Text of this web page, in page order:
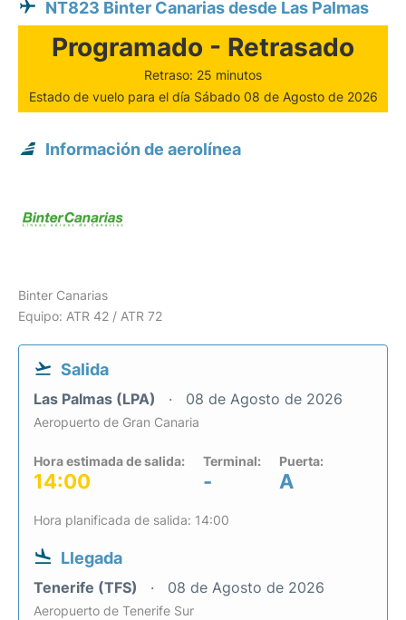
NT823 Binter Canarias desde Las Palmas
Programado - Retrasado
Retraso: 25 minutos
Estado de vuelo para el día Sábado 08 de Agosto de 2026
Información de aerolínea
Binter Canarias
Equipo: ATR 42 / ATR 72
Salida
Las Palmas (LPA) 08 de Agosto de 2026
Aeropuerto de Gran Canaria
Hora estimada de salida:
14:00
Terminal:
-
Puerta:
A
Hora planificada de salida: 14:00
Llegada
Tenerife (TFS) 08 de Agosto de 2026
Aeropuerto de Tenerife Sur